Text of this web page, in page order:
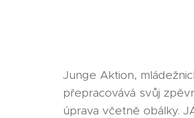
Junge Aktion,
přepracovává svůj
úprava včetně obálky.